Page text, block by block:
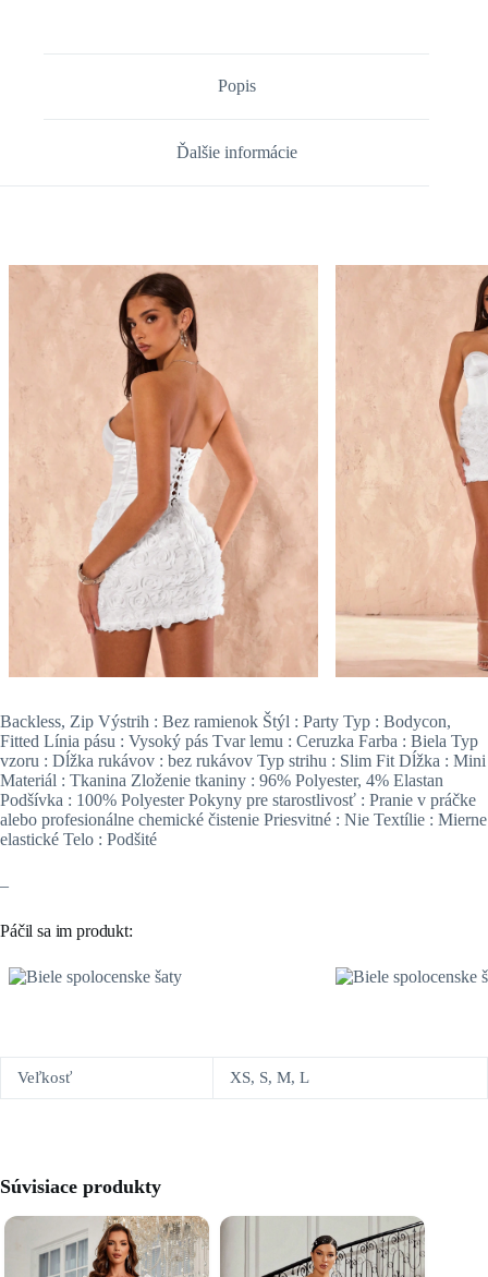
Popis
Ďalšie informácie
Backless, Zip Výstrih : Bez ramienok Štýl : Party Typ : Bodycon,
Fitted Línia pásu : Vysoký pás Tvar lemu : Ceruzka Farba : Biela Typ
vzoru : Dĺžka rukávov : bez rukávov Typ strihu : Slim Fit Dĺžka : Mini
Materiál : Tkanina Zloženie tkaniny : 96% Polyester, 4% Elastan
Podšívka : 100% Polyester Pokyny pre starostlivosť : Pranie v práčke
alebo profesionálne chemické čistenie Priesvitné : Nie Textílie : Mierne
elastické Telo : Podšité
–
Páčil sa im produkt:
Veľkosť XS, S, M, L
Súvisiace produkty